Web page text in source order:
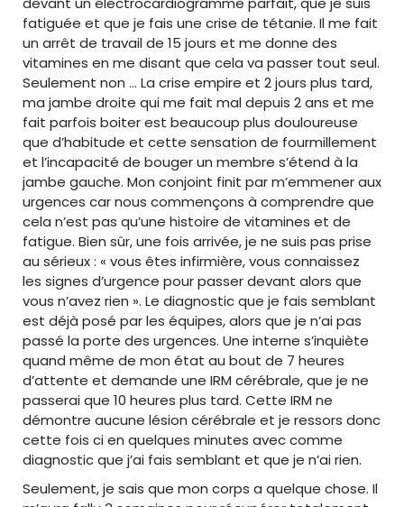
fatiguée et que je fais une crise de tétanie. Il me fait
un arrêt de travail de 15 jours et me donne des
vitamines en me disant que cela va passer tout seul.
Seulement non … La crise empire et 2 jours plus tard,
ma jambe droite qui me fait mal depuis 2 ans et me
fait parfois boiter est beaucoup plus douloureuse
que d’habitude et cette sensation de fourmillement
et l’incapacité de bouger un membre s’étend à la
jambe gauche. Mon conjoint finit par m’emmener aux
urgences car nous commençons à comprendre que
cela n’est pas qu’une histoire de vitamines et de
fatigue. Bien sûr, une fois arrivée, je ne suis pas prise
au sérieux : « vous êtes infirmière, vous connaissez
les signes d’urgence pour passer devant alors que
vous n’avez rien ». Le diagnostic que je fais semblant
est déjà posé par les équipes, alors que je n’ai pas
passé la porte des urgences. Une interne s’inquiète
quand même de mon état au bout de 7 heures
d’attente et demande une IRM cérébrale, que je ne
passerai que 10 heures plus tard. Cette IRM ne
démontre aucune lésion cérébrale et je ressors donc
cette fois ci en quelques minutes avec comme
diagnostic que j’ai fais semblant et que je n’ai rien.
Seulement, je sais que mon corps a quelque chose. Il